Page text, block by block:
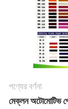
SITEMAP
গোপনীয়তা
নীতি
পণ্যের বর্ণনা
মেক্লন অটোমোটিভ